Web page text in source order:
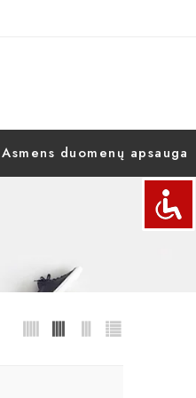
Asmens duomenų apsauga